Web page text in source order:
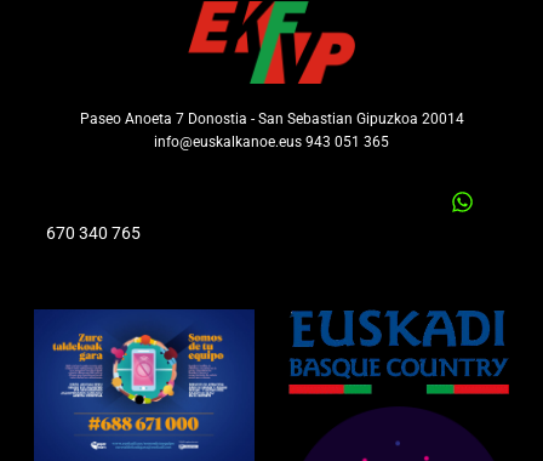
Paseo Anoeta 7 Donostia - San Sebastian Gipuzkoa 20014
info@euskalkanoe.eus 943 051 365
670 340 765